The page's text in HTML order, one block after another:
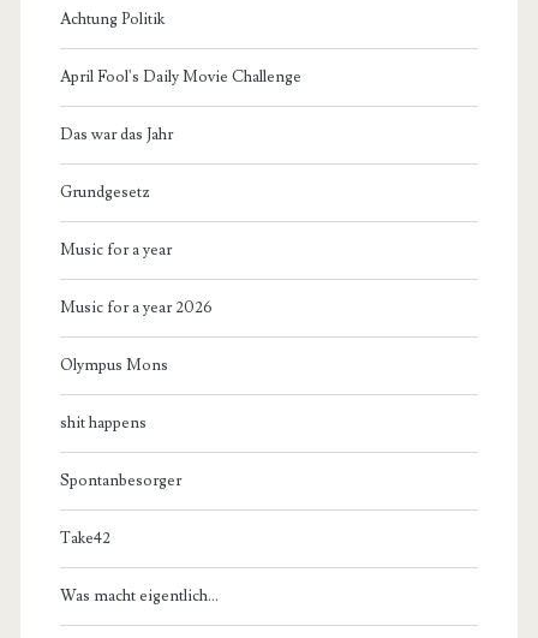
Achtung Politik
April Fool's Daily Movie Challenge
Das war das Jahr
Grundgesetz
Music for a year
Music for a year 2026
Olympus Mons
shit happens
Spontanbesorger
Take42
Was macht eigentlich…